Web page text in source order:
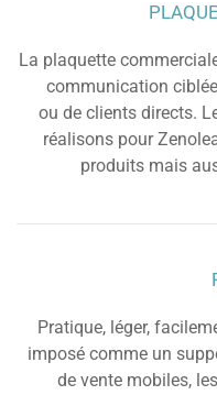
La plaquette
communication
ou de clients directs.
réalisons pour
produits mais
Pratique, léger,
imposé comme un
de vente mobiles,